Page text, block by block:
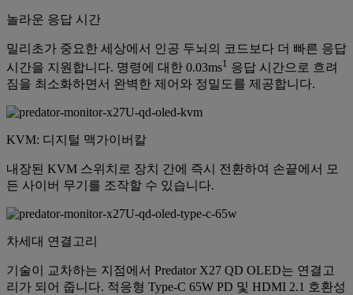
놀라운 응답 시간
밀리초가 중요한 세상에서 인공 두뇌의 코드보다 더 빠른 응답
시간을 지원합니다. 명령에 대한 0.03ms1 응답 시간으로 흐려
짐을 최소화하면서 완벽한 제어와 정밀도를 제공합니다.
KVM: 디지털 맥가이버칼
내장된 KVM 스위치로 장치 간에 즉시 전환하여 손끝에서 모
든 사이버 무기를 조작할 수 있습니다.
차세대 연결고리
기술이 교차하는 지점에서 Predator X27 QD OLED는 연결고
리가 되어 줍니다. 적응형 Type-C 65W PD 및 HDMI 2.1 호환성